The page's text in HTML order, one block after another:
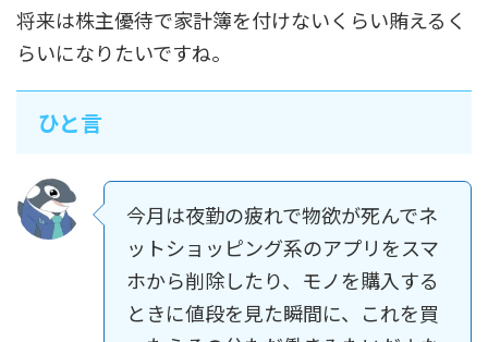
将来は株主優待で家計簿を付けないくらい賄えるく
らいになりたいですね。
ひと言
今月は夜勤の疲れで物欲が死んでネ
ットショッピング系のアプリをスマ
ホから削除したり、モノを購入する
ときに値段を見た瞬間に、これを買